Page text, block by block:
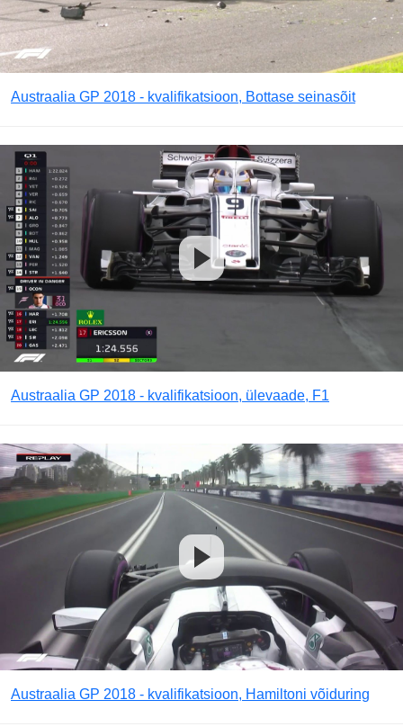
Austraalia GP 2018 - kvalifikatsioon, Bottase seinasõit
Austraalia GP 2018 - kvalifikatsioon, ülevaade, F1
Austraalia GP 2018 - kvalifikatsioon, Hamiltoni võiduring